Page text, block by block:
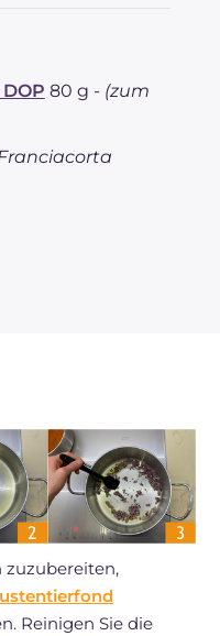
80 g - (zum
zuzubereiten,
Reinigen Sie die